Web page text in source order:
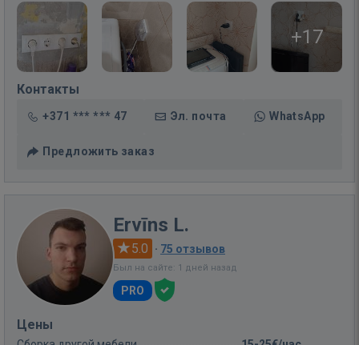
+17
Контакты
+371 *** *** 47 Эл. почта WhatsApp
Предложить заказ
Ervīns L.
5.0 · 75 отзывов
Был на сайте: 1 дней назад
PRO
Цены